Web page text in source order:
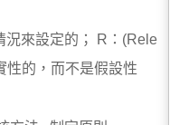
況來設定的； R：(Rele
性的，而不是假設性